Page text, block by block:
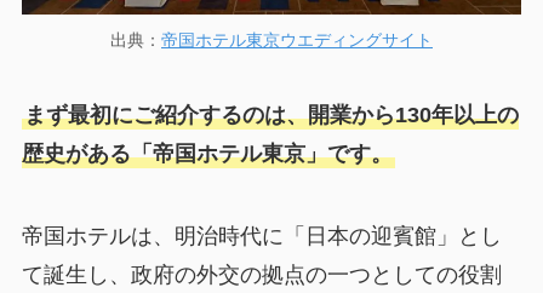
出典： 帝国ホテル東京ウエディングサイト
まず最初にご紹介するのは、開業から130年以上の
歴史がある「帝国ホテル東京」です。
帝国ホテルは、明治時代に「日本の迎賓館」とし
て誕生し、政府の外交の拠点の一つとしての役割